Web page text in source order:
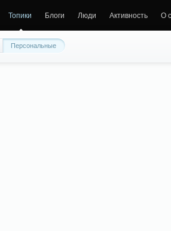
Топики Блоги Люди Активность О
Персональные